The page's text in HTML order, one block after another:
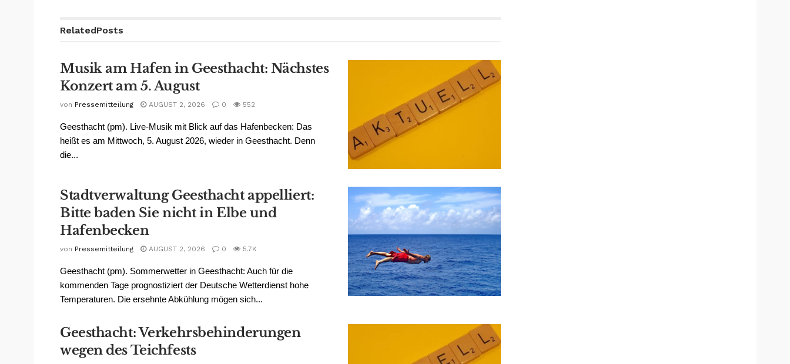
RelatedPosts
Musik am Hafen in Geesthacht: Nächstes
Konzert am 5. August
von Pressemitteilung AUGUST 2, 2026 0 552
Geesthacht (pm). Live-Musik mit Blick auf das Hafenbecken: Das
heißt es am Mittwoch, 5. August 2026, wieder in Geesthacht. Denn
die...
Stadtverwaltung Geesthacht appelliert:
Bitte baden Sie nicht in Elbe und
Hafenbecken
von Pressemitteilung AUGUST 2, 2026 0 5.7K
Geesthacht (pm). Sommerwetter in Geesthacht: Auch für die
kommenden Tage prognostiziert der Deutsche Wetterdienst hohe
Temperaturen. Die ersehnte Abkühlung mögen sich...
Geesthacht: Verkehrsbehinderungen
wegen des Teichfests